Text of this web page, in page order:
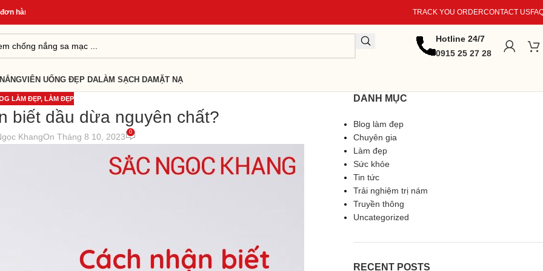
* TRACK YOU ORDERCONTACT US
Hotline 24/7
0915 25 27 28
VIÊN UỐNG ĐẸP DALÀM SẠCH DAMẶT NẠ
LÀM ĐẸP, LÀM ĐẸP
biết dầu dừa nguyên chất?
KhangOn Tháng 8 10, 2023 0
DANH MỤC
Blog làm đẹp
Chuyên gia
Làm đẹp
Sức khỏe
Tin tức
Trải nghiệm trị nám
Truyền thông
Uncategorized
RECENT POSTS